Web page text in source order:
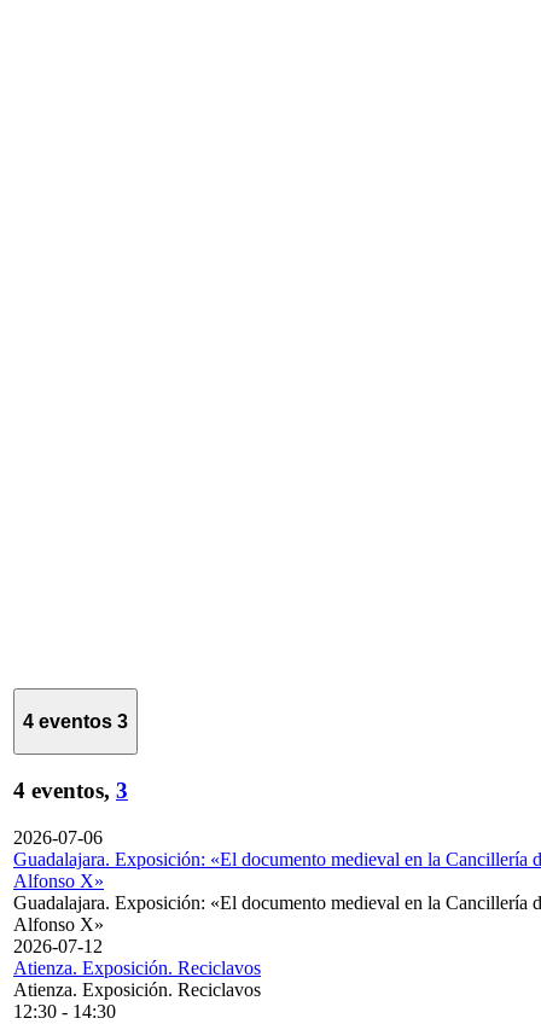
4 eventos 3
4 eventos, 3
2026-07-06
Guadalajara. Exposición: «El documento medieval en la Cancillería
Alfonso X»
Guadalajara. Exposición: «El documento medieval en la Cancillería
Alfonso X»
2026-07-12
Atienza. Exposición. Reciclavos
Atienza. Exposición. Reciclavos
12:30 - 14:30